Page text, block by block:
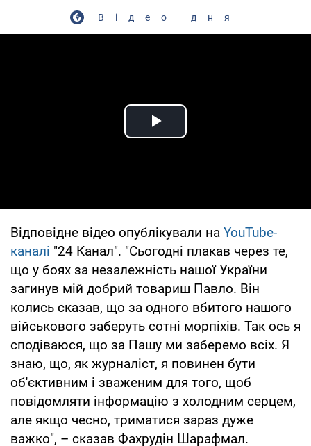
Відео дня
Play Video
Відповідне відео опублікували на YouTube-
каналі "24 Канал". "Сьогодні плакав через те,
що у боях за незалежність нашої України
загинув мій добрий товариш Павло. Він
колись сказав, що за одного вбитого нашого
військового заберуть сотні морпіхів. Так ось я
сподіваюся, що за Пашу ми заберемо всіх. Я
знаю, що, як журналіст, я повинен бути
об'єктивним і зваженим для того, щоб
повідомляти інформацію з холодним серцем,
але якщо чесно, триматися зараз дуже
важко", – сказав Фахрудін Шарафмал.